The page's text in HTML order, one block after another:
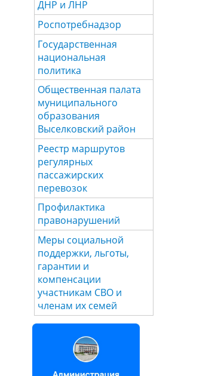
ДНР и ЛНР
Роспотребнадзор
Государственная
национальная
политика
Общественная палата
муниципального
образования
Выселковский район
Реестр маршрутов
регулярных
пассажирских
перевозок
Профилактика
правонарушений
Меры социальной
поддержки, льготы,
гарантии и
компенсации
участникам СВО и
членам их семей